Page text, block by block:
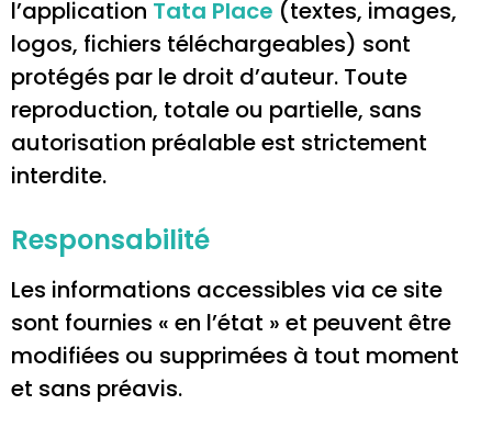
l’application Tata Place (textes, images,
logos, fichiers téléchargeables) sont
protégés par le droit d’auteur. Toute
reproduction, totale ou partielle, sans
autorisation préalable est strictement
interdite.
Responsabilité
Les informations accessibles via ce site
sont fournies « en l’état » et peuvent être
modifiées ou supprimées à tout moment
et sans préavis.